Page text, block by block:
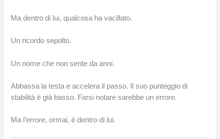
Ma dentro di lui, qualcosa ha vacillato.
Un ricordo sepolto.
Un nome che non sente da anni.
Abbassa la testa e accelera il passo. Il suo punteggio di
stabilità è già basso. Farsi notare sarebbe un errore.
Ma l’errore, ormai, è dentro di lui.